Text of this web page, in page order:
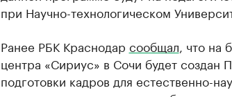
при Научно-технологическом
Ранее РБК Краснодар сообщал , что на
центра «Сириус» в Сочи будет создан
подготовки кадров для естественно-